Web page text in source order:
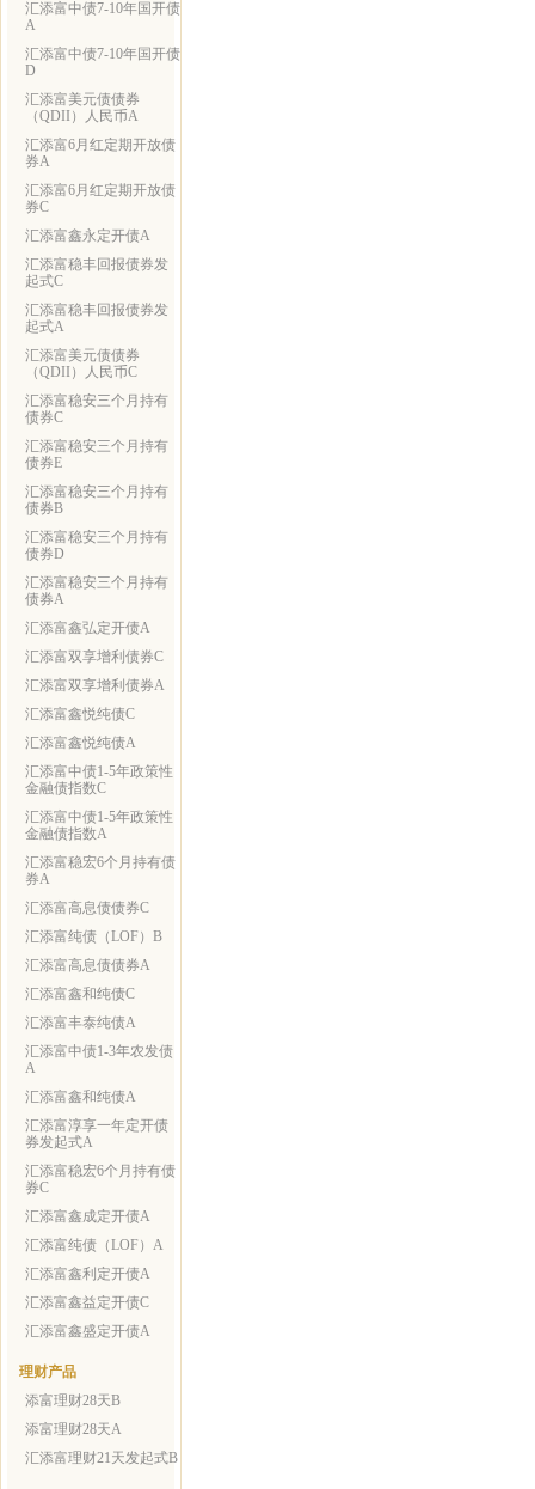
汇添富中债7-10年国开债
A
汇添富中债7-10年国开债
D
汇添富美元债债券
（QDII）人民币A
汇添富6月红定期开放债
券A
汇添富6月红定期开放债
券C
汇添富鑫永定开债A
汇添富稳丰回报债券发
起式C
汇添富稳丰回报债券发
起式A
汇添富美元债债券
（QDII）人民币C
汇添富稳安三个月持有
债券C
汇添富稳安三个月持有
债券E
汇添富稳安三个月持有
债券B
汇添富稳安三个月持有
债券D
汇添富稳安三个月持有
债券A
汇添富鑫弘定开债A
汇添富双享增利债券C
汇添富双享增利债券A
汇添富鑫悦纯债C
汇添富鑫悦纯债A
汇添富中债1-5年政策性
金融债指数C
汇添富中债1-5年政策性
金融债指数A
汇添富稳宏6个月持有债
券A
汇添富高息债债券C
汇添富纯债（LOF）B
汇添富高息债债券A
汇添富鑫和纯债C
汇添富丰泰纯债A
汇添富中债1-3年农发债
A
汇添富鑫和纯债A
汇添富淳享一年定开债
券发起式A
汇添富稳宏6个月持有债
券C
汇添富鑫成定开债A
汇添富纯债（LOF）A
汇添富鑫利定开债A
汇添富鑫益定开债C
汇添富鑫盛定开债A
理财产品
添富理财28天B
添富理财28天A
汇添富理财21天发起式B